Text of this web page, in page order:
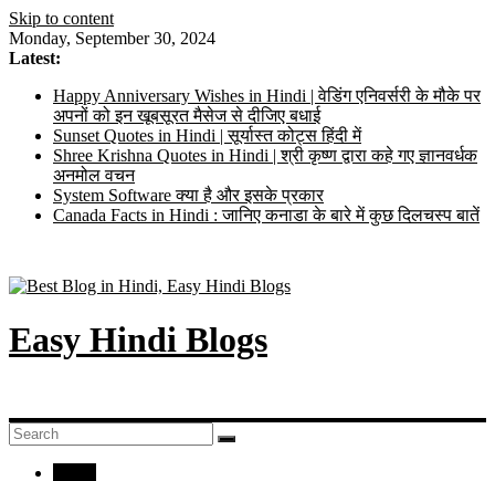
Skip to content
Monday, September 30, 2024
Latest:
Happy Anniversary Wishes in Hindi | वेडिंग एनिवर्सरी के मौके पर
अपनों को इन खूबसूरत मैसेज से दीजिए बधाई
Sunset Quotes in Hindi | सूर्यास्त कोट्स हिंदी में
Shree Krishna Quotes in Hindi | श्री कृष्ण द्वारा कहे गए ज्ञानवर्धक
अनमोल वचन
System Software क्या है और इसके प्रकार
Canada Facts in Hindi : जानिए कनाडा के बारे में कुछ दिलचस्प बातें
Easy Hindi Blogs